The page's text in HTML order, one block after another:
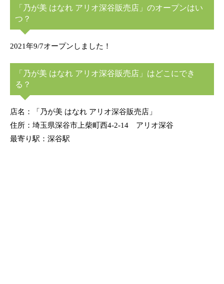
「乃が美 はなれ アリオ深谷販売店」のオープンはい
つ？
2021年9/7オープンしました！
「乃が美 はなれ アリオ深谷販売店」はどこにでき
る？
店名：「乃が美 はなれ アリオ深谷販売店」
住所：埼玉県深谷市上柴町西4-2-14 アリオ深谷
最寄り駅：深谷駅